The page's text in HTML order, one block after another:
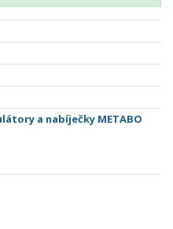
a nabíječky METABO